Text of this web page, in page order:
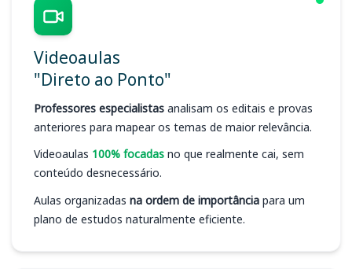
Videoaulas
"Direto ao Ponto"
Professores especialistas analisam os editais e provas
anteriores para mapear os temas de maior relevância.
Videoaulas 100% focadas no que realmente cai, sem
conteúdo desnecessário.
Aulas organizadas na ordem de importância para um
plano de estudos naturalmente eficiente.